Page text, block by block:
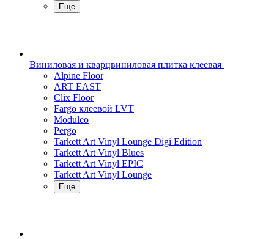
Еще
Виниловая и кварцвиниловая плитка клеевая
Alpine Floor
ART EAST
Clix Floor
Fargo клеевой LVT
Moduleo
Pergo
Tarkett Art Vinyl Lounge Digi Edition
Tarkett Art Vinyl Blues
Tarkett Art Vinyl EPIC
Tarkett Art Vinyl Lounge
Еще